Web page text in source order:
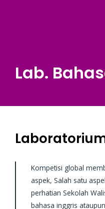
Lab.
Kompetisi global
aspek, Salah satu
perhatian Sekolah
bahasa inggris